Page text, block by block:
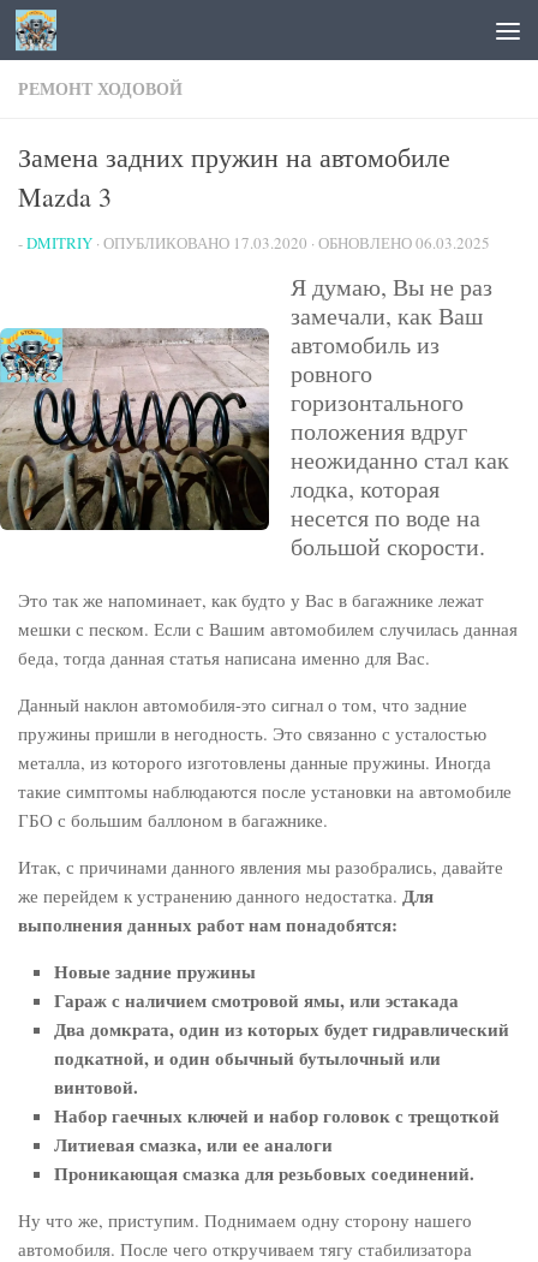
Перейти к содержимому
РЕМОНТ ХОДОВОЙ
Замена задних пружин на автомобиле
Mazda 3
-DMITRIY · ОПУБЛИКОВАНО 17.03.2020 · ОБНОВЛЕНО06.03.2025
Я думаю, Вы не раз
замечали, как Ваш
автомобиль из
ровного
горизонтального
положения вдруг
неожиданно стал как
лодка, которая
несется по воде на
большой скорости.
Это так же напоминает, как будто у Вас в багажнике лежат
мешки с песком. Если с Вашим автомобилем случилась данная
беда, тогда данная статья написана именно для Вас.
Данный наклон автомобиля-это сигнал о том, что задние
пружины пришли в негодность. Это связанно с усталостью
металла, из которого изготовлены данные пружины. Иногда
такие симптомы наблюдаются после установки на автомобиле
ГБО с большим баллоном в багажнике.
Итак, с причинами данного явления мы разобрались, давайте
же перейдем к устранению данного недостатка. Для
выполнения данных работ нам понадобятся:
Новые задние пружины
Гараж с наличием смотровой ямы, или эстакада
Два домкрата, один из которых будет гидравлический
подкатной, и один обычный бутылочный или
винтовой.
Набор гаечных ключей и набор головок с трещоткой
Литиевая смазка, или ее аналоги
Проникающая смазка для резьбовых соединений.
Ну что же, приступим. Поднимаем одну сторону нашего
автомобиля. После чего откручиваем тягу стабилизатора